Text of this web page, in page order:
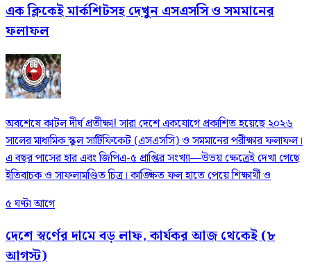
এক ক্লিকেই মার্কশিটসহ দেখুন এসএসসি ও সমমানের
ফলাফল
​অবশেষে কাটল দীর্ঘ প্রতীক্ষা! সারা দেশে একযোগে প্রকাশিত হয়েছে ২০২৬
সালের মাধ্যমিক স্কুল সার্টিফিকেট (এসএসসি) ও সমমানের পরীক্ষার ফলাফল।
এ বছর পাসের হার এবং জিপিএ-৫ প্রাপ্তির সংখ্যা—উভয় ক্ষেত্রেই দেখা গেছে
ইতিবাচক ও সাফল্যমণ্ডিত চিত্র। কাঙ্ক্ষিত ফল হাতে পেয়ে শিক্ষার্থী ও
৫ ঘণ্টা আগে
দেশে স্বর্ণের দামে বড় লাফ, কার্যকর আজ থেকেই (৮
আগস্ট)